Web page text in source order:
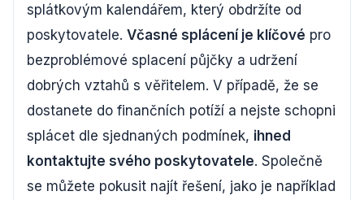
splátkovým kalendářem, který obdržíte od
poskytovatele. Včasné splácení je klíčové pro
bezproblémové splacení půjčky a udržení
dobrých vztahů s věřitelem. V případě, že se
dostanete do finančních potíží a nejste schopni
splácet dle sjednaných podmínek, ihned
kontaktujte svého poskytovatele. Společně
se můžete pokusit najít řešení, jako je například